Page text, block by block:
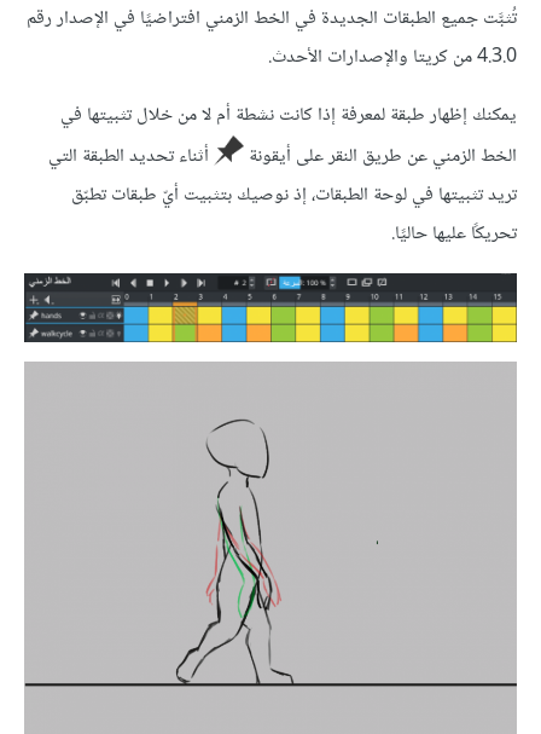
تُثبَّت جميع الطبقات الجديدة في الخط الزمني افتراضيًا في الإصدار رقم
4.3.0 من كريتا والإصدارات الأحدث.
يمكنك إظهار طبقة لمعرفة إذا كانت نشطة أم لا من خلال تثبيتها في
الخط الزمني عن طريق النقر على أيقونة
أثناء تحديد الطبقة التي
تريد تثبيتها في لوحة الطبقات، إذ نوصيك بتثبيت أيّ طبقات تطبّق
تحريكًا عليها حاليًا.